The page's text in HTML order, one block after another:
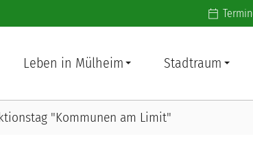
Leben in Mülheim Stadtraum
"Kommunen am Limit"